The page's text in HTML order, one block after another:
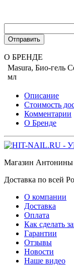
Отправить
О БРЕНДЕ
Masura, Био-гель
мл
Описание
Стоимость
Комментарии
О Бренде
Магазин Антонины
Доставка по всей
О компании
Доставка
Оплата
Как сделать
Гарантии
Отзывы
Новости
Наше видео